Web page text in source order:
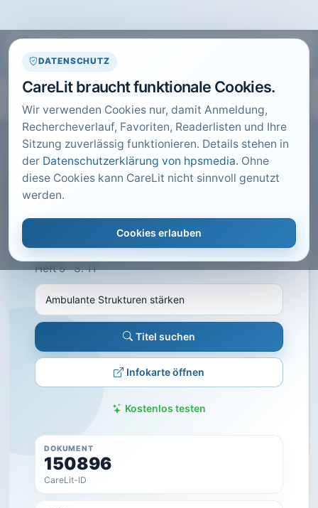
DATENSCHUTZ
CareLit braucht funktionale Cookies.
Wir verwenden Cookies nur, damit Anmeldung,
Rechercheverlauf, Favoriten, Readerlisten und Ihre
Sitzung zuverlässig funktionieren. Details stehen in
der Datenschutzerklärung von hpsmedia. Ohne
diese Cookies kann CareLit nicht sinnvoll genutzt
werden.
Cookies erlauben
CARELIT FACHARTIKEL
Ambulante Strukturen
Heft 5 · S. 11
Titel suchen
Infokarte öffnen
Kostenlos testen
DOKUMENT
150896
CareLit-ID